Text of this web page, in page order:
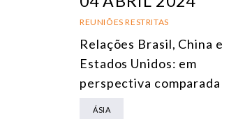
REUNIÕES RESTRITAS
Relações Brasil, China e
Estados Unidos: em
perspectiva comparada
ÁSIA